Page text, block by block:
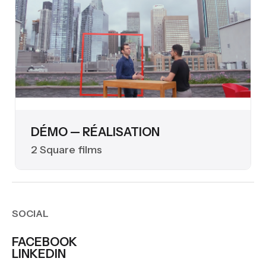
DÉMO — RÉALISATION
2 Square films
SOCIAL
FACEBOOK
LINKEDIN